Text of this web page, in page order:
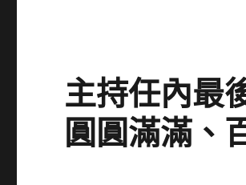
主持任內最
圓圓滿滿、